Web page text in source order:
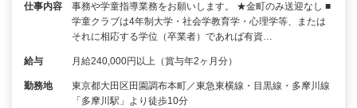
仕事内容
事務や学童指導業務をお願いします。 ★金町のみ送迎なし ■
学童クラブは4年制大学・社会学教育学・心理学等、または
それに相応する学位（卒業者）であれば有資…
給与 月給240,000円以上（賞与年2ヶ月分）
勤務地
東京都大田区田園調布本町／東急東横線・目黒線・多摩川線
「多摩川駅」より徒歩10分